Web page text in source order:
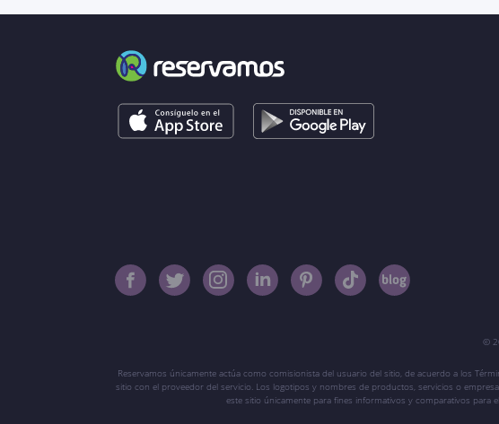
©
Reservamos únicamente actúa como comisionista del usuario del sitio, de acuerdo a los
sitio con el proveedor del servicio. Los logotipos y nombres de productos, servicios o
este sitio únicamente para fines informativos y comparativos para